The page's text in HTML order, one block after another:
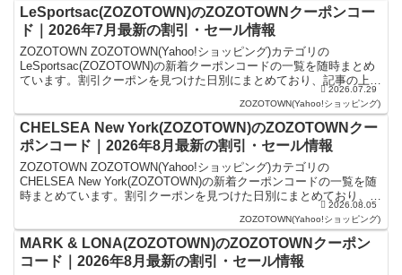
LeSportsac(ZOZOTOWN)のZOZOTOWNクーポンコー
ド｜2026年7月最新の割引・セール情報
ZOZOTOWN ZOZOTOWN(Yahoo!ショッピング)カテゴリの
LeSportsac(ZOZOTOWN)の新着クーポンコードの一覧を随時まとめ
ています。割引クーポンを見つけた日別にまとめており、記事の上に
2026.07.29
ZOZOTOWN(Yahoo!ショッピング)
CHELSEA New York(ZOZOTOWN)のZOZOTOWNクー
ポンコード｜2026年8月最新の割引・セール情報
ZOZOTOWN ZOZOTOWN(Yahoo!ショッピング)カテゴリの
CHELSEA New York(ZOZOTOWN)の新着クーポンコードの一覧を随
時まとめています。割引クーポンを見つけた日別にまとめており、記
2026.08.05
ZOZOTOWN(Yahoo!ショッピング)
MARK & LONA(ZOZOTOWN)のZOZOTOWNクーポン
コード｜2026年8月最新の割引・セール情報